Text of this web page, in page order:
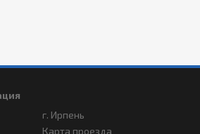
г. Ирпень
Карта проезда